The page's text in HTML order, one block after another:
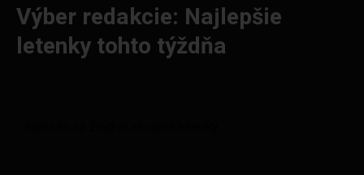
Výber redakcie: Najlepšie
letenky tohto týždňa